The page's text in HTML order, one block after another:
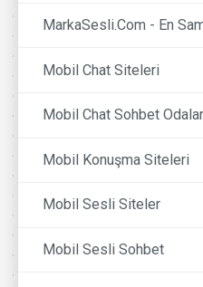
MarkaSesli.Com - En
Mobil Chat Siteleri
Mobil Chat Sohbet
Mobil Konuşma Siteleri
Mobil Sesli Siteler
Mobil Sesli Sohbet